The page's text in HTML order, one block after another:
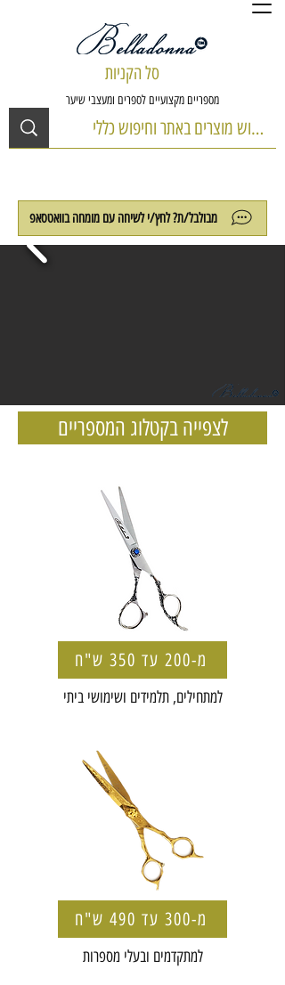
סל הקניות
מספריים מקצועיים לספרים ומעצבי שיער
מבולבל/ת? לחץ/י לשיחה עם מומחה בוואטסאפ
לצפייה בקטלוג המספריים
מ-200 עד 350 ש"ח
למתחילים, תלמידים ושימושי ביתי
מ-300 עד 490 ש"ח
למתקדמים ובעלי מספרות